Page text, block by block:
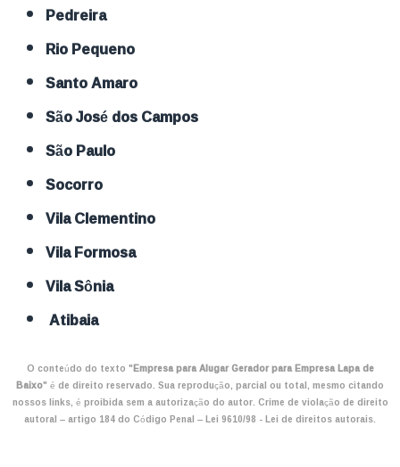
Pedreira
Rio Pequeno
Santo Amaro
São José dos Campos
São Paulo
Socorro
Vila Clementino
Vila Formosa
Vila Sônia
Atibaia
O conteúdo do texto "Empresa para Alugar Gerador para Empresa Lapa de
Baixo" é de direito reservado. Sua reprodução, parcial ou total, mesmo citando
nossos links, é proibida sem a autorização do autor. Crime de violação de direito
autoral – artigo 184 do Código Penal –Lei 9610/98 - Lei de direitos autorais.